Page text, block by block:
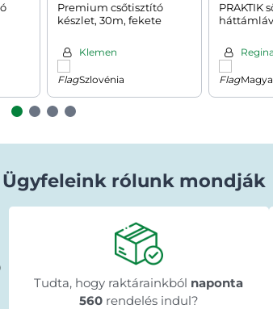
Premium csőtisztító
készlet, 30m, fekete
Klemen
Szlovénia
PRAKTIK
Regina
Ügyfeleink rólunk mondják
Erdey Betti
15 órával ezelőtt
★★★★★
★★★★★
★★★★★
"A termék pontosan olyan mint ahogy
leirták, idő elött érkezett, egyszerűen
szuper ajánlani tudom mindenkinek 🥰
Tudta, hogy raktárainkból naponta
560rendelés indul?